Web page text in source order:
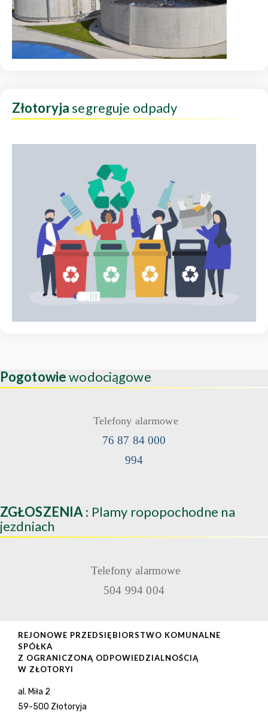
Złotoryjasegreguje odpady
Pogotowiewodociągowe
Telefony alarmowe
76 87 84 000
994
ZGŁOSZENIA : Plamy ropopochodne na
jezdniach
Telefony alarmowe
504 994 004
REJONOWE PRZEDSIĘBIORSTWO KOMUNALNE
SPÓŁKA
Z OGRANICZONĄ ODPOWIEDZIALNOŚCIĄ
W ZŁOTORYI
al. Miła 2
59-500 Złotoryja